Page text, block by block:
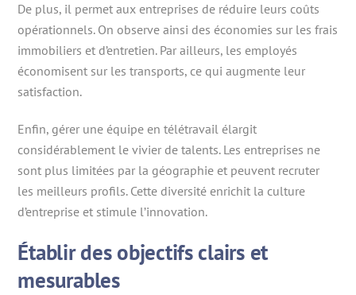
De plus, il permet aux entreprises de réduire leurs coûts
opérationnels. On observe ainsi des économies sur les frais
immobiliers et d’entretien. Par ailleurs, les employés
économisent sur les transports, ce qui augmente leur
satisfaction.
Enfin, gérer une équipe en télétravail élargit
considérablement le vivier de talents. Les entreprises ne
sont plus limitées par la géographie et peuvent recruter
les meilleurs profils. Cette diversité enrichit la culture
d’entreprise et stimule l’innovation.
Établir des objectifs clairs et
mesurables